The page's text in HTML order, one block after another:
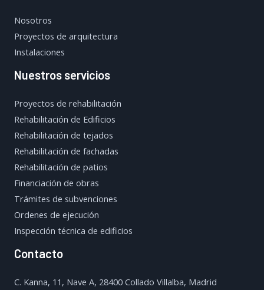
Nosotros
Proyectos de arquitectura
Instalaciones
Nuestros servicios
Proyectos de rehabilitación
Rehabilitación de Edificios
Rehabilitación de tejados
Rehabilitación de fachadas
Rehabilitación de patios
Financiación de obras
Trámites de subvenciones
Ordenes de ejecución
Inspección técnica de edificios
Contacto
C. Kanna, 11, Nave A, 28400 Collado Villalba, Madrid